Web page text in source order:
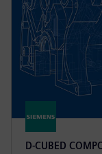
D-CUBED